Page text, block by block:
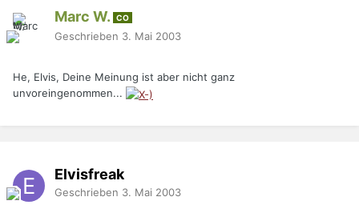
Marc W. CO
Geschrieben 3. Mai 2003
He, Elvis, Deine Meinung ist aber nicht ganz
unvoreingenommen...
Elvisfreak
Geschrieben 3. Mai 2003